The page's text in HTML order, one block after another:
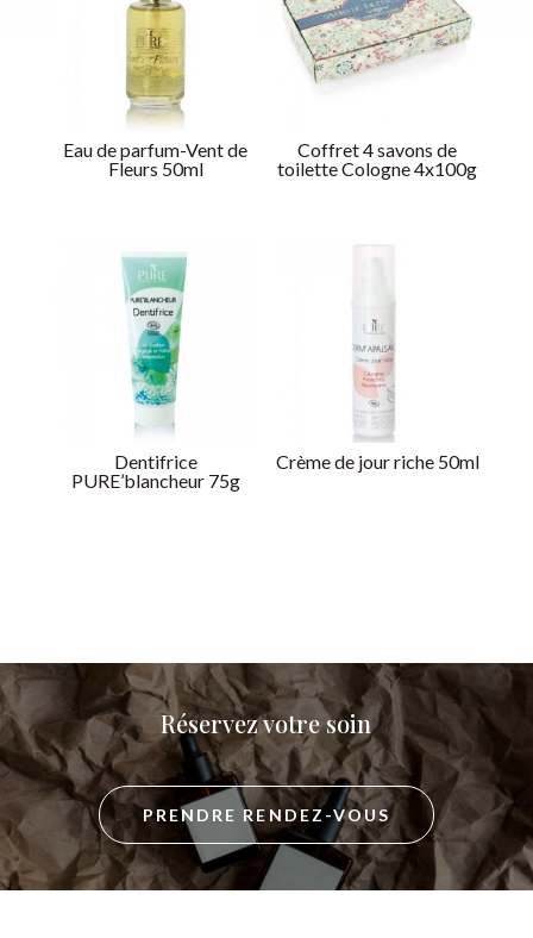
Eau de parfum-Vent de
Fleurs 50ml
Coffret 4 savons de
toilette Cologne 4x100g
Dentifrice
PURE’blancheur 75g
Crème de jour riche 50ml
Réservez votre soin
PRENDRE RENDEZ-VOUS